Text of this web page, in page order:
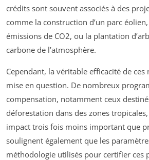
crédits sont souvent associés à des
comme la construction d’un parc
émissions de CO2, ou la plantation
carbone de l’atmosphère.
Cependant, la véritable efficacité de ces
mise en question. De nombreux
compensation, notamment ceux
déforestation dans des zones
impact trois fois moins important que
soulignent également que les
méthodologie utilisés pour certifier ces